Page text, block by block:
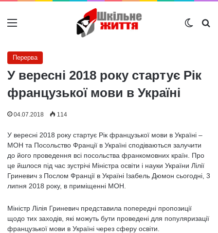
Меню
Перерва
У вересні 2018 року стартує Рік
французької мови в Україні
04.07.2018 114
У вересні 2018 року стартує Рік французької мови в Україні –
МОН та Посольство Франції в Україні сподіваються залучити
до його проведення всі посольства франкомовних країн. Про
це йшлося під час зустрічі Міністра освіти і науки України Лілії
Гриневич з Послом Франції в Україні Ізабель Дюмон сьогодні, 3
липня 2018 року, в приміщенні МОН.
Міністр Лілія Гриневич представила попередні пропозиції
щодо тих заходів, які можуть бути проведені для популяризації
французької мови в Україні через сферу освіти.